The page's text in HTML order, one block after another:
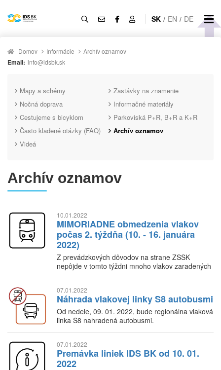
SK / EN / DE
Domov Informácie Archív oznamov
Email: info@idsbk.sk
Mapy a schémy
Zastávky na znamenie
Nočná doprava
Informačné materiály
Cestujeme s bicyklom
Parkoviská P+R, B+R a K+R
Často kladené otázky (FAQ)
Archív oznamov
Videá
Archív oznamov
10.01.2022
MIMORIADNE obmedzenia vlakov
počas 2. týždňa (10. - 16. januára
2022)
Z prevádzkových dôvodov na strane ZSSK
nepôjde v tomto týždni mnoho vlakov zaradených
07.01.2022
Náhrada vlakovej linky S8 autobusmi
Od nedele, 09. 01. 2022, bude regionálna vlaková
linka S8 nahradená autobusmi.
07.01.2022
Premávka liniek IDS BK od 10. 01.
2022